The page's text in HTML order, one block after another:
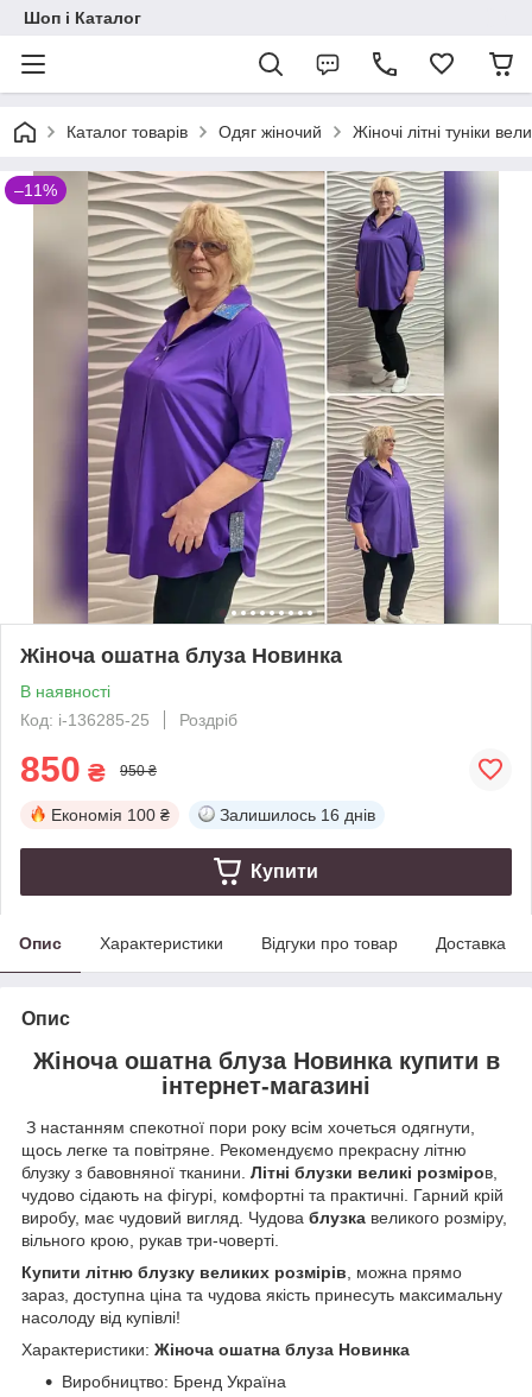
Шоп і Каталог
Каталог товарів Одяг жіночий Жіночі літні туніки
–11%
Жіноча ошатна блуза Новинка
В наявності
Код: i-136285-25
Роздріб
850 ₴ 950 ₴
Економія 100 ₴ Залишилось 16 днів
Купити
Опис Характеристики Відгуки про товар Доставка
Опис
Жіноча ошатна блуза Новинка купити в
інтернет-магазині
З настанням спекотної пори року всім хочеться одягнути,
щось легке та повітряне. Рекомендуємо прекрасну літню
блузку з бавовняної тканини. Літні блузки великі розміров,
чудово сідають на фігурі, комфортні та практичні. Гарний крій
виробу, має чудовий вигляд. Чудова блузка великого розміру,
вільного крою, рукав три-човерті.
Купити літню блузку великих розмірів, можна прямо
зараз, доступна ціна та чудова якість принесуть максимальну
насолоду від купівлі!
Характеристики: Жіноча ошатна блуза Новинка
Виробництво: Бренд Україна